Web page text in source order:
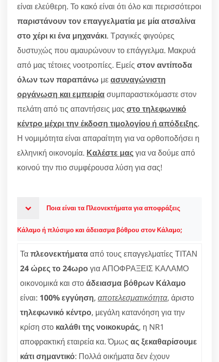
είναι ελεύθερη. Το κακό είναι ότι όλο και περισσότεροι
παριστάνουν τον επαγγελματία με μία ατσαλίνα
στο χέρι κι ένα μηχανάκι. Τραγικές φιγούρες
δυστυχώς που αμαυρώνουν το επάγγελμα. Μακρυά
από μας τέτοιες νοοτροπίες. Εμείς στον αντίποδα
όλων των παραπάνω μεασυναγώνιστη
οργάνωση και εμπειρίασυμπαραστεκόμαστε στον
πελάτη από τις απαντήσεις μας στο τηλεφωνικό
κέντρο μέχρι την έκδοση τιμολογίου ή απόδειξης.
Η νομιμότητα είναι απαραίτητη για να ορθοποδήσει η
ελληνική οικονομία. Καλέστε μαςγια να δούμε από
κοινού την πιο συμφέρουσα λύση για σας!
Ποια είναι τα Πλεονεκτήματα για αποφράξεις
Κάλαμο ή πλύσιμο και άδειασμα βόθρου στον Κάλαμο;
Ταπλεονεκτήματααπό τους επαγγελματίες ΤΙΤΑΝ
24 ώρες το 24ωρογια ΑΠΟΦΡΑΞΕΙΣ ΚΑΛΑΜΟ
οικονομικά και στοάδειασμα βόθρων Κάλαμο
είναι: 100% εγγύηση, αποτελεσματικότητα, άριστο
τηλεφωνικό κέντρο, μεγάλη κατανόηση για την
κρίση στο καλάθι της νοικοκυράς, η NR1
αποφρακτική εταιρεία κα. Όμως ας ξεκαθαρίσουμε
κάτι σημαντικό: Πολλά οικήματα δεν έχουν